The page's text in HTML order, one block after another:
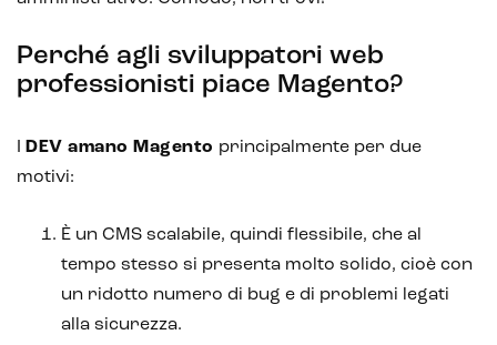
Perché agli sviluppatori web
professionisti piace Magento?
DEV amano Magento principalmente per due
motivi:
È un CMS scalabile, quindi flessibile, che al
tempo stesso si presenta molto solido, cioè con
un ridotto numero di bug e di problemi legati
alla sicurezza.